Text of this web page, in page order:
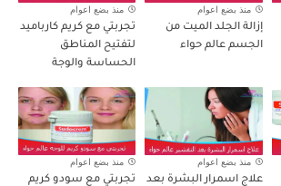
منذ بضع اعوام
إزالة الجلد الميت من
الجسم عالم حواء
منذ بضع اعوام
تجربتي مع كريم كارباميد
لتفتيح المناطق
الحساسة والوجة
منذ بضع اعوام
علاج اسمرار البشرة بعد
منذ بضع اعوام
تجربتي مع سودو كريم